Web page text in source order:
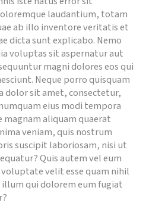
laudantium, totam
ab illo inventore veritatis et
dicta sunt explicabo. Nemo
voluptas sit aspernatur aut
magni dolores eos qui
Neque porro quisquam
dolor sit amet, consectetur,
eius modi tempora
aliquam quaerat
veniam, quis nostrum
suscipit laboriosam, nisi ut
Quis autem vel eum
velit esse quam nihil
qui dolorem eum fugiat